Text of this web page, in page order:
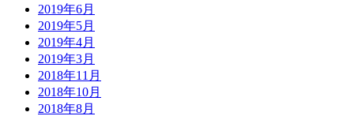
2019年6月
2019年5月
2019年4月
2019年3月
2018年11月
2018年10月
2018年8月